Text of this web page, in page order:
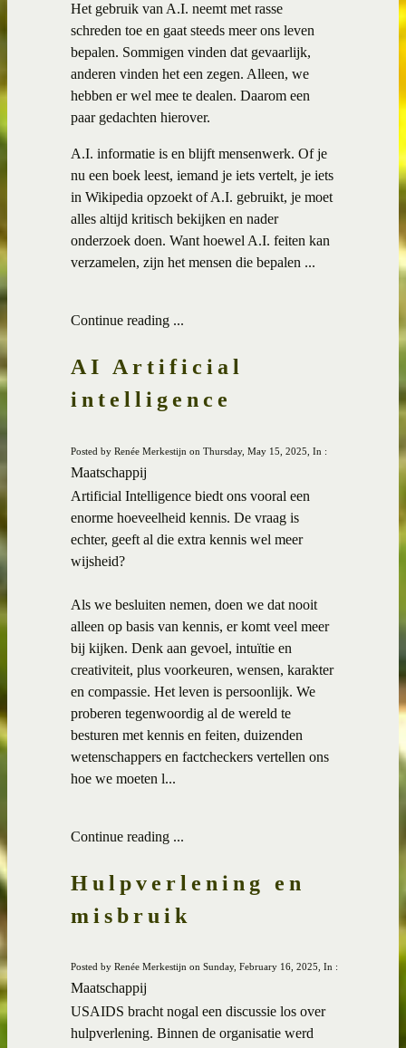
Het gebruik van A.I. neemt met rasse
schreden toe en gaat steeds meer ons leven
bepalen. Sommigen vinden dat gevaarlijk,
anderen vinden het een zegen. Alleen, we
hebben er wel mee te dealen. Daarom een
paar gedachten hierover.
A.I. informatie is en blijft mensenwerk. Of je
nu een boek leest, iemand je iets vertelt, je iets
in Wikipedia opzoekt of A.I. gebruikt, je moet
alles altijd kritisch bekijken en nader
onderzoek doen. Want hoewel A.I. feiten kan
verzamelen, zijn het mensen die bepalen ...
Continue reading ...
AI Artificial
intelligence
Posted by Renée Merkestijn on Thursday, May 15, 2025, In :
Maatschappij
Artificial Intelligence biedt ons vooral een
enorme hoeveelheid kennis. De vraag is
echter, geeft al die extra kennis wel meer
wijsheid?
Als we besluiten nemen, doen we dat nooit
alleen op basis van kennis, er komt veel meer
bij kijken. Denk aan gevoel, intuïtie en
creativiteit, plus voorkeuren, wensen, karakter
en compassie. Het leven is persoonlijk. We
proberen tegenwoordig al de wereld te
besturen met kennis en feiten, duizenden
wetenschappers en factcheckers vertellen ons
hoe we moeten l...
Continue reading ...
Hulpverlening en
misbruik
Posted by Renée Merkestijn on Sunday, February 16, 2025, In :
Maatschappij
USAIDS bracht nogal een discussie los over
hulpverlening. Binnen de organisatie werd